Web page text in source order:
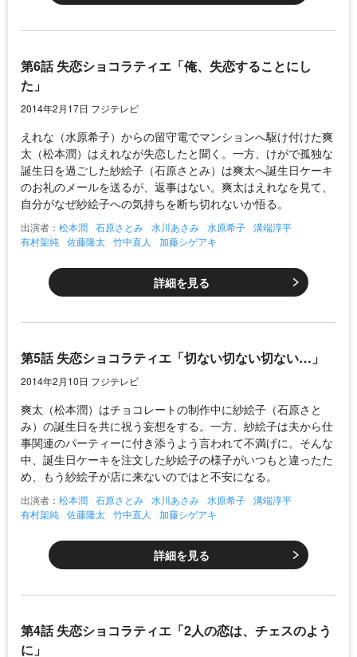
第6話 失恋ショコラティエ「俺、失恋することにし
た」
2014年2月17日 フジテレビ
えれな（水原希子）からの留守電でマンションへ駆け付けた爽
太（松本潤）はえれなが失恋したと聞く。一方、けがで孤独な
誕生日を過ごした紗絵子（石原さとみ）は爽太へ誕生日ケーキ
のお礼のメールを送るが、返事はない。爽太はえれなを見て、
自分がなぜ紗絵子への気持ちを断ち切れないか悟る。
出演者： 松本潤 石原さとみ 水川あさみ 水原希子 溝端淳平
有村架純 佐藤隆太 竹中直人 加藤シゲアキ
詳細を見る
第5話 失恋ショコラティエ「切ない切ない切ない…」
2014年2月10日 フジテレビ
爽太（松本潤）はチョコレートの制作中に紗絵子（石原さと
み）の誕生日を共に祝う妄想をする。一方、紗絵子は夫から仕
事関連のパーティーに付き添うよう言われて不満げに。そんな
中、誕生日ケーキを注文した紗絵子の様子がいつもと違ったた
め、もう紗絵子が店に来ないのではと不安になる。
出演者： 松本潤 石原さとみ 水川あさみ 水原希子 溝端淳平
有村架純 佐藤隆太 竹中直人 加藤シゲアキ
詳細を見る
第4話 失恋ショコラティエ「2人の恋は、チェスのよう
に」